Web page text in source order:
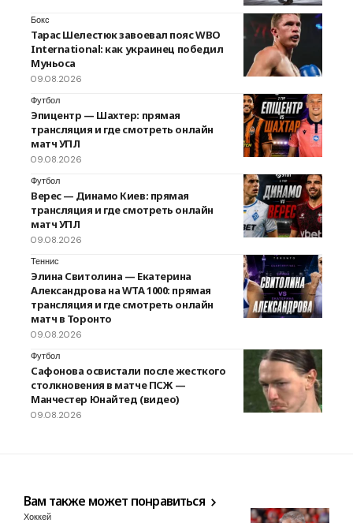
Бокс
Тарас Шелестюк завоевал пояс WBO
International: как украинец победил
Муньоса
09.08.2026
Футбол
Эпицентр — Шахтер: прямая
трансляция и где смотреть онлайн
матч УПЛ
09.08.2026
Футбол
Верес — Динамо Киев: прямая
трансляция и где смотреть онлайн
матч УПЛ
09.08.2026
Теннис
Элина Свитолина — Екатерина
Александрова на WTA 1000: прямая
трансляция и где смотреть онлайн
матч в Торонто
09.08.2026
Футбол
Сафонова освистали после жесткого
столкновения в матче ПСЖ —
Манчестер Юнайтед (видео)
09.08.2026
Вам также может понравиться
Хоккей